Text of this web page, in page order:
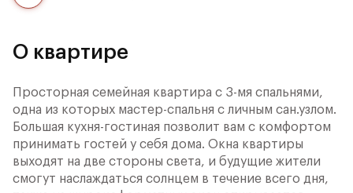
О квартире
Просторная семейная квартира с 3-мя спальнями,
одна из которых мастер-спальня с личным сан.узлом.
Большая кухня-гостиная позволит вам с комфортом
принимать гостей у себя дома. Окна квартиры
выходят на две стороны света, и будущие жители
смогут наслаждаться солнцем в течение всего дня,